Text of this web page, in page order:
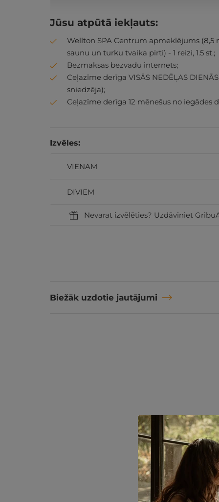
Jūsu atpūtā iekļauts:
Wellton SPA Centrum apmeklējums (8,5
saunu un turku tvaika pirti) - 1 reizi, 1.5 st.;
Bezmaksas bezvadu internets;
Ceļazīme derīga VISĀS NEDĒĻAS
sniedzēja);
Ceļazīme derīga 12 mēnešus no iegādes
Izvēles:
VIENAM
DIVIEM
Nevarat izvēlēties? Uzdāviniet
Biežāk uzdotie jautājumi